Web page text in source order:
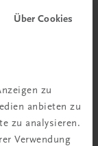
Über Cookies
zu
anbieten zu
zu analysieren.
Verwendung